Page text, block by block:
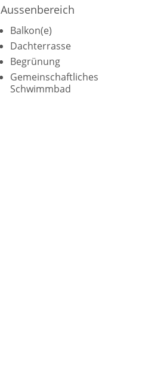
Aussenbereich
Balkon(e)
Dachterrasse
Begrünung
Gemeinschaftliches
Schwimmbad